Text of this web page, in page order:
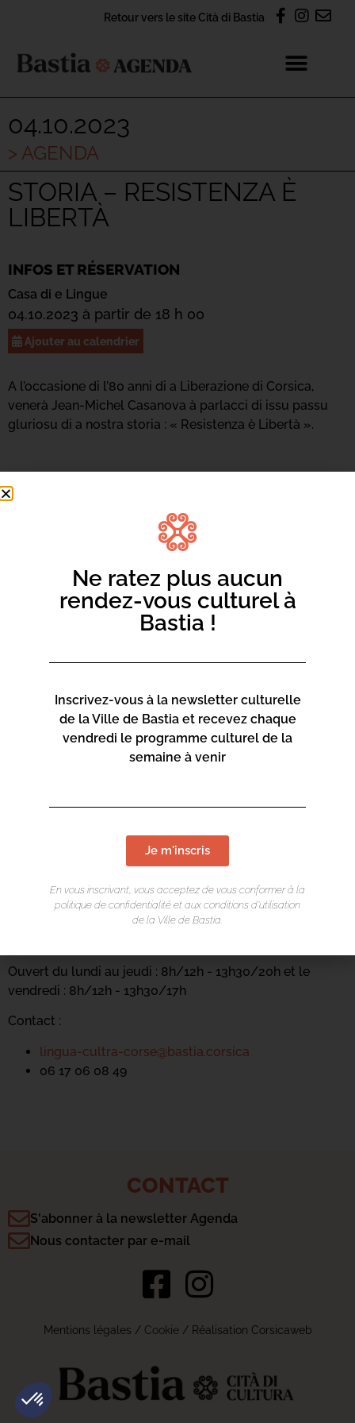
Retour vers le site Cità di Bastia
04.10.2023
> AGENDA
STORIA – RESISTENZA È
LIBERTÀ
INFOS ET RÉSERVATION
Casa di e Lingue
04.10.2023 à partir de 18 h 00
Ajouter au calendrier
A l’occasione di l’80 anni di a Liberazione di Corsica,
venerà Jean-Michel Casanova à parlacci di issu passu
gluriosu di a nostra storia : « Resistenza è Libertà ».
Casa di e Lingue
Ouvert du lundi au jeudi : 8h/12h - 13h30/20h et le
vendredi : 8h/12h - 13h30/17h
Contact :
lingua-cultra-corse@bastia.corsica
06 17 06 08 49
CONTACT
S'abonner à la newsletter Agenda
Nous contacter par e-mail
Mentions légales / Cookie/ Réalisation Corsicaweb
Ne ratez plus aucun
rendez-vous culturel à
Bastia !
Inscrivez-vous à la newsletter culturelle
de la Ville de Bastia et recevez chaque
vendredi le programme culturel de la
semaine à venir
Je m'inscris
En vous inscrivant, vous acceptez de vous conformer à la
politique de confidentialité et aux conditions d’utilisation
de la Ville de Bastia.